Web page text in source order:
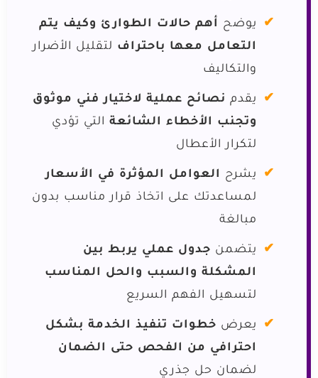
يوضح أهم حالات الطوارئ وكيف يتم
التعامل معها باحتراف لتقليل الأضرار
والتكاليف
يقدم نصائح عملية لاختيار فني موثوق
وتجنب الأخطاء الشائعة التي تؤدي
لتكرار الأعطال
يشرح العوامل المؤثرة في الأسعار
لمساعدتك على اتخاذ قرار مناسب بدون
مبالغة
يتضمن جدول عملي يربط بين
المشكلة والسبب والحل المناسب
لتسهيل الفهم السريع
يعرض خطوات تنفيذ الخدمة بشكل
احترافي من الفحص حتى الضمان
لضمان حل جذري